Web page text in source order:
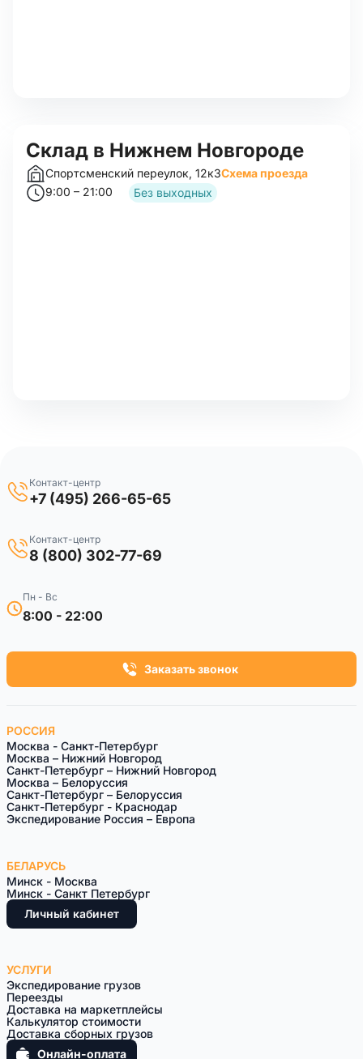
Склад в Нижнем Новгороде
Спортсменский переулок, 12к3Схема проезда
9:00 – 21:00
Без выходных
Контакт-центр
+7 (495) 266-65-65
Контакт-центр
8 (800) 302-77-69
Пн - Вс
8:00 - 22:00
Заказать звонок
РОССИЯ
Москва - Санкт-Петербург
Москва – Нижний Новгород
Санкт-Петербург – Нижний Новгород
Москва – Белоруссия
Санкт-Петeрбург – Белоруссия
Санкт-Петербург - Краснодар
Экспедирование Россия – Европа
БЕЛАРУСЬ
Минск - Москва
Минск - Санкт Петербург
Личный кабинет
УСЛУГИ
Экспедирование грузов
Переезды
Доставка на маркетплейсы
Калькулятор стоимости
Доставка сборных грузов
Онлайн-оплата